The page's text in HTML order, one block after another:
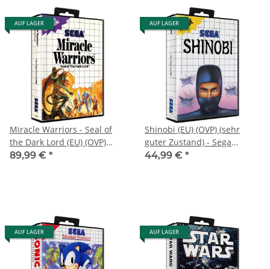
AUF LAGER
Miracle Warriors - Seal of
the Dark Lord (EU) (OVP)
(sehr guter Zustand) - Sega
89,99 € *
AUF LAGER
Shinobi (EU) (OVP) (sehr
guter Zustand) - Sega
Master System
44,99 € *
AUF LAGER AUF LAGER